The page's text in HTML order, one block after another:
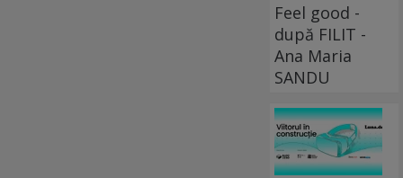
Feel good -
după FILIT -
Ana Maria
SANDU